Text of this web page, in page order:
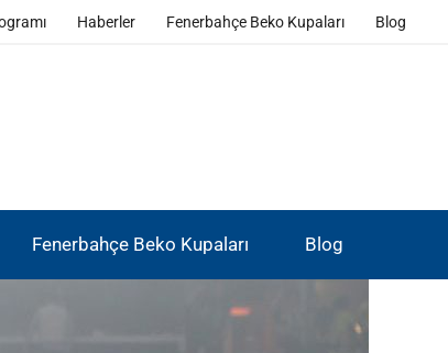
Haberler Fenerbahçe Beko Kupaları Blog
Fenerbahçe Beko Kupaları Blog